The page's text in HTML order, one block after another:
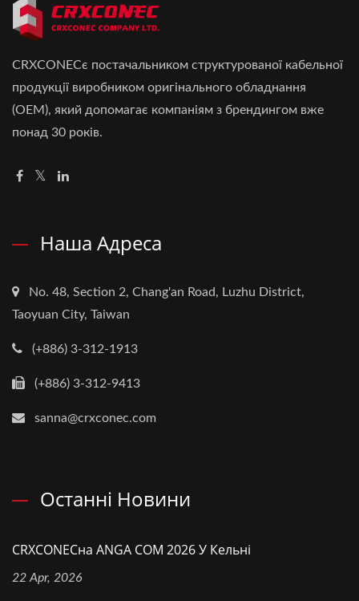
CRXCONECє постачальником структурованої кабельної
продукції виробником оригінального обладнання
(OEM), який допомагає компаніям з брендингом вже
понад 30 років.
Наша Адреса
No. 48, Section 2, Chang'an Road, Luzhu District,
Taoyuan City, Taiwan
(+886) 3-312-1913
(+886) 3-312-9413
sanna@crxconec.com
Останні Новини
CRXCONECна ANGA COM 2026 У Кельні
22 Apr, 2026